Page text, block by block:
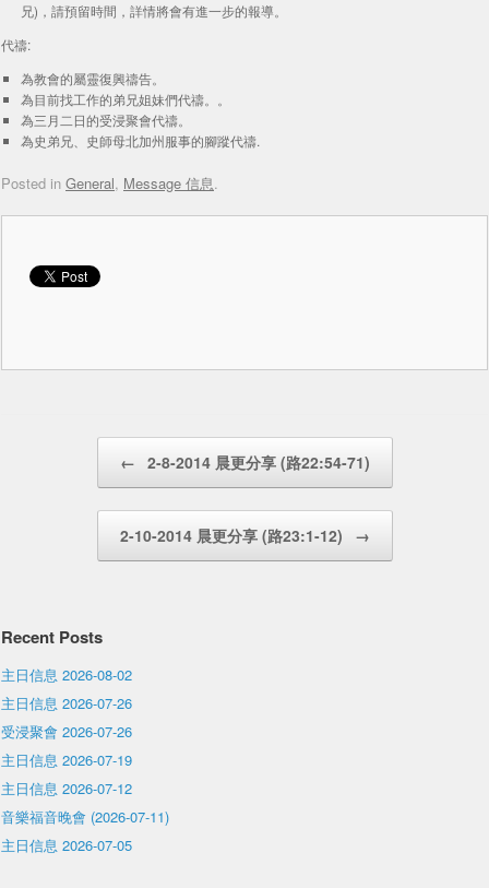
兄)，請預留時間，詳情將會有進一步的報導。
代禱:
為教會的屬靈復興禱告。
為目前找工作的弟兄姐妹們代禱。。
為三月二日的受浸聚會代禱。
為史弟兄、史師母北加州服事的腳蹤代禱.
Posted in General, Message 信息.
← 2-8-2014 晨更分享 (路22:54-71)
2-10-2014 晨更分享 (路23:1-12) →
Recent Posts
主日信息 2026-08-02
主日信息 2026-07-26
受浸聚會 2026-07-26
主日信息 2026-07-19
主日信息 2026-07-12
音樂福音晚會 (2026-07-11)
主日信息 2026-07-05